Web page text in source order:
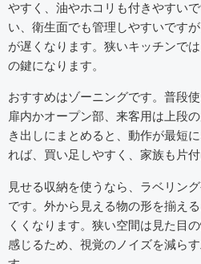
やすく、油やホコリも付きやすい
い、衛生面でも管理しやすいです
が遅くなります。狭いキッチンで
の鍵になります。
おすすめはゾーニングです。普段
扉内かオープン部、来客用は上段
き出しにまとめると、動作が最短
れば、買い足しやすく、家族も片付
見せる収納を使うなら、ラベリン
です。外から見える物の形を揃え
くくなります。狭い空間は見た目
感じるため、視覚のノイズを減ら